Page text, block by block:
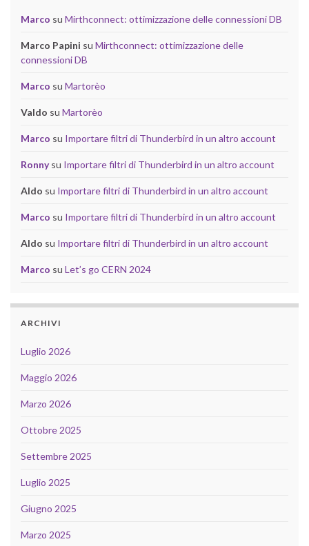
Marco su Mirthconnect: ottimizzazione delle connessioni DB
Marco Papini su Mirthconnect: ottimizzazione delle
connessioni DB
Marco su Martorèo
Valdo su Martorèo
Marco su Importare filtri di Thunderbird in un altro account
Ronnysu Importare filtri di Thunderbird in un altro account
Aldo su Importare filtri di Thunderbird in un altro account
Marco su Importare filtri di Thunderbird in un altro account
Aldo su Importare filtri di Thunderbird in un altro account
Marco su Let’s go CERN 2024
ARCHIVI
Luglio 2026
Maggio 2026
Marzo 2026
Ottobre 2025
Settembre 2025
Luglio 2025
Giugno 2025
Marzo 2025